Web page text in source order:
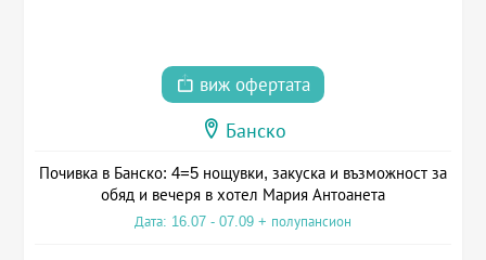
виж офертата
Банско
Почивка в Банско: 4=5 нощувки, закуска и възможност за
обяд и вечеря в хотел Мария Антоанета
Дата: 16.07 - 07.09 + полупансион